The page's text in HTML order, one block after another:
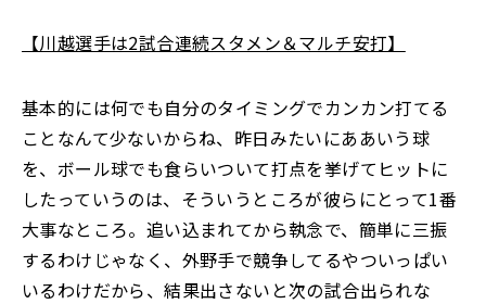
【川越選手は2試合連続スタメン＆マルチ安打】
基本的には何でも自分のタイミングでカンカン打てる
ことなんて少ないからね、昨日みたいにああいう球
を、ボール球でも食らいついて打点を挙げてヒットに
したっていうのは、そういうところが彼らにとって1番
大事なところ。追い込まれてから執念で、簡単に三振
するわけじゃなく、外野手で競争してるやついっぱい
いるわけだから、結果出さないと次の試合出られな